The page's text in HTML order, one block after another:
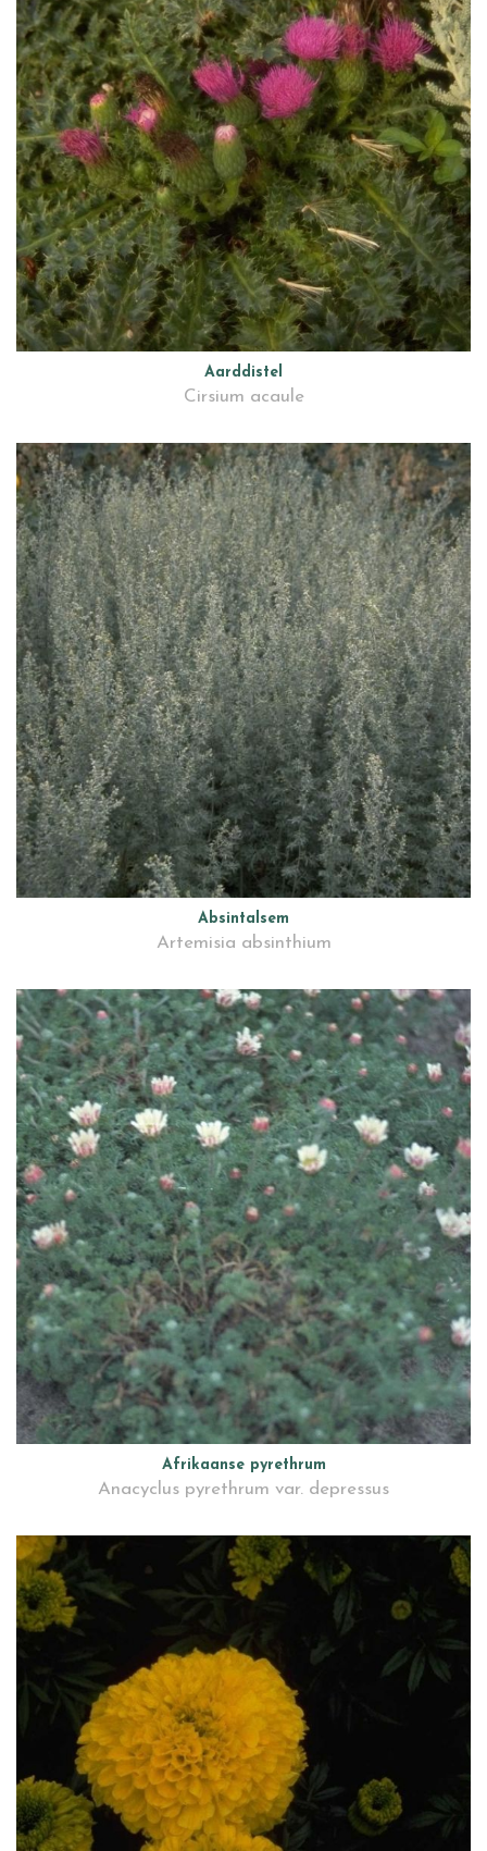
Aarddistel
Cirsium acaule
Absintalsem
Artemisia absinthium
Afrikaanse pyrethrum
Anacyclus pyrethrum var. depressus